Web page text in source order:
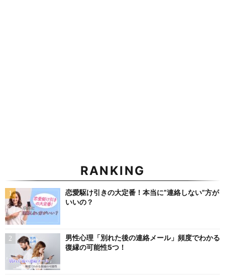
RANKING
恋愛駆け引きの大定番！本当に”連絡しない”方が
いいの？
男性心理「別れた後の連絡メール」頻度でわかる
復縁の可能性5つ！